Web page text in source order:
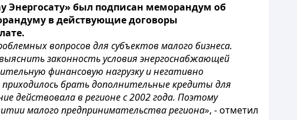
Энергосату» был подписан меморандум об
в действующие договоры
вопросов для субъектов малого бизнеса.
законность условия энергоснабжающей
финансовую нагрузку и негативно
брать дополнительные кредиты для
действовала в регионе с 2002 года. Поэтому
малого предпринимательства региона», - отметил